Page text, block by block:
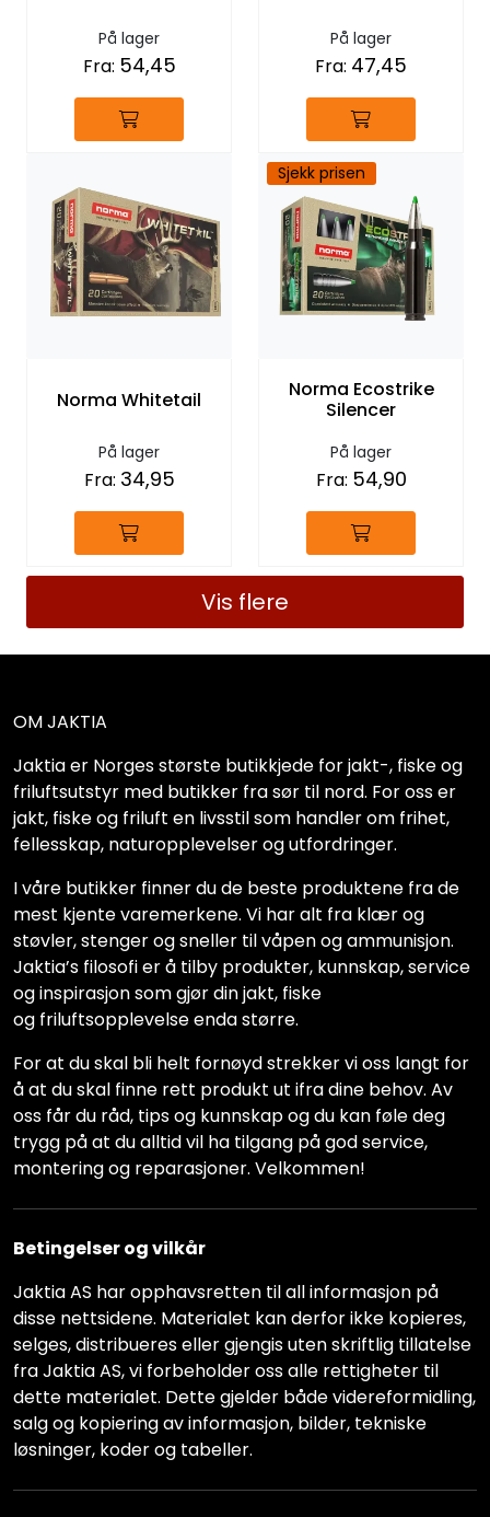
På lager
Fra: 54,45
På lager
Fra: 47,45
Norma Whitetail
På lager
Fra: 34,95
Sjekk prisen
Norma Ecostrike
Silencer
På lager
Fra: 54,90
Vis flere
OM JAKTIA
Jaktia er Norges største butikkjede for jakt-, fiske og
friluftsutstyr med butikker fra sør til nord. For oss er
jakt, fiske og friluft en livsstil som handler om frihet,
fellesskap, naturopplevelser og utfordringer.
I våre butikker finner du de beste produktene fra de
mest kjente varemerkene. Vi har alt fra klær og
støvler, stenger og sneller til våpen og ammunisjon.
Jaktia’s filosofi er å tilby produkter, kunnskap, service
og inspirasjon som gjør din jakt, fiske
og friluftsopplevelse enda større.
For at du skal bli helt fornøyd strekker vi oss langt for
å at du skal finne rett produkt ut ifra dine behov. Av
oss får du råd, tips og kunnskap og du kan føle deg
trygg på at du alltid vil ha tilgang på god service,
montering og reparasjoner. Velkommen!
Betingelser og vilkår
Jaktia AS har opphavsretten til all informasjon på
disse nettsidene. Materialet kan derfor ikke kopieres,
selges, distribueres eller gjengis uten skriftlig tillatelse
fra Jaktia AS, vi forbeholder oss alle rettigheter til
dette materialet. Dette gjelder både videreformidling,
salg og kopiering av informasjon, bilder, tekniske
løsninger, koder og tabeller.